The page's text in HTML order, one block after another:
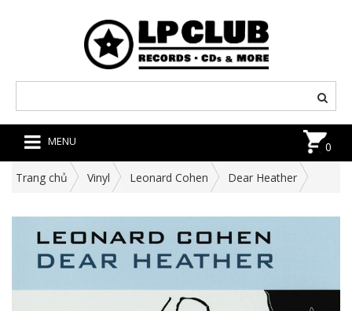
MENU 0
Trang chủ Vinyl Leonard Cohen Dear Heather